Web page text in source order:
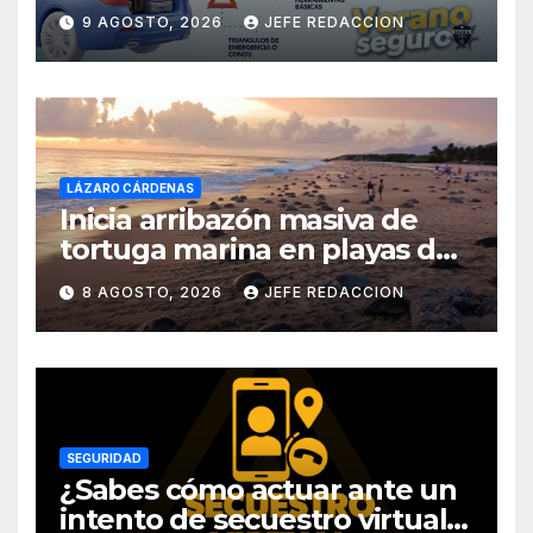
por carretera
9 AGOSTO, 2026 JEFE REDACCION
LÁZARO CÁRDENAS
Inicia arribazón masiva de
tortuga marina en playas de
Michoacán
8 AGOSTO, 2026 JEFE REDACCION
SEGURIDAD
¿Sabes cómo actuar ante un
intento de secuestro virtual?